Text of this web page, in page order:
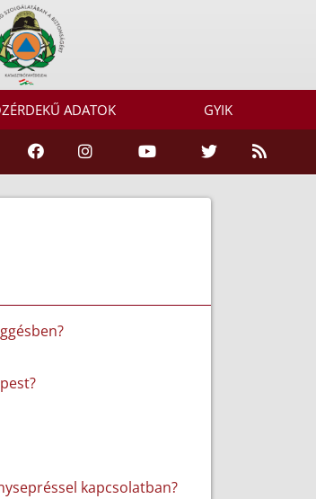
ADATOK GYIK
kapcsolatban?